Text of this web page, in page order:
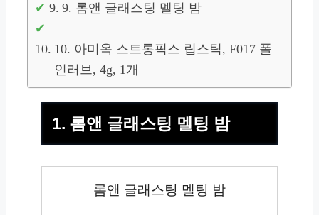
9. 롬앤 글래스팅 멜팅 밤
10. 아미옥 스트롱픽스 립스틱, F017 폴
인러브, 4g, 1개
1. 롬앤 글래스팅 멜팅 밤
롬앤 글래스팅 멜팅 밤